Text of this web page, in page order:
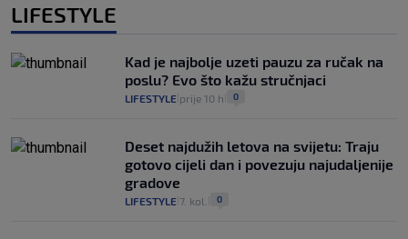
LIFESTYLE
Kad je najbolje uzeti pauzu za ručak na
poslu? Evo što kažu stručnjaci
LIFESTYLE prije 10 h 0
Deset najdužih letova na svijetu: Traju
gotovo cijeli dan i povezuju najudaljenije
gradove
LIFESTYLE 7. kol. 0